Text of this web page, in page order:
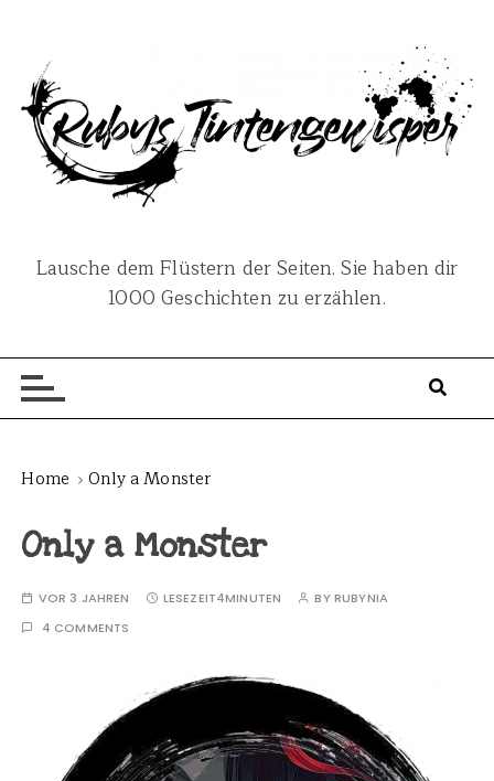
Lausche dem Flüstern der Seiten. Sie haben dir
1000 Geschichten zu erzählen.
Home Only a Monster
Only a Monster
VOR 3 JAHREN LESEZEIT4MINUTEN BYRUBYNIA
4 COMMENTS